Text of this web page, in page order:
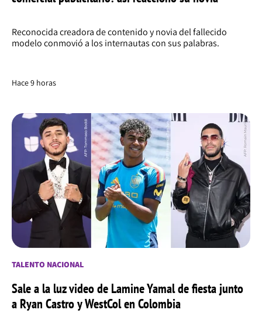
Reconocida creadora de contenido y novia del fallecido
modelo conmovió a los internautas con sus palabras.
Hace 9 horas
TALENTO NACIONAL
Sale a la luz video de Lamine Yamal de fiesta junto
a Ryan Castro y WestCol en Colombia